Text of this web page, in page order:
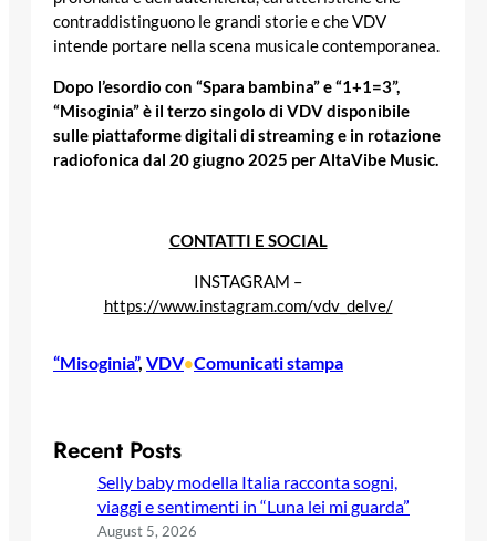
contraddistinguono le grandi storie e che VDV
intende portare nella scena musicale contemporanea.
Dopo l’esordio con “Spara bambina” e “1+1=3”,
“Misoginia”è il terzo singolo di VDV disponibile
sulle piattaforme digitali di streaming e in rotazione
radiofonica dal 20 giugno 2025 per AltaVibe Music.
CONTATTI E SOCIAL
INSTAGRAM –
https://www.instagram.com/vdv_delve/
“Misoginia”, VDV•Comunicati stampa
Recent Posts
Selly baby modella Italia racconta sogni,
viaggi e sentimenti in “Luna lei mi guarda”
August 5, 2026